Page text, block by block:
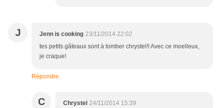
J Jenn is cooking 23/11/2014 22:02
tes petits gâteaux sont à tomber chrystel!! Avec ce moelleux,
je craque!
Répondre
C Chrystel 24/11/2014 15:39